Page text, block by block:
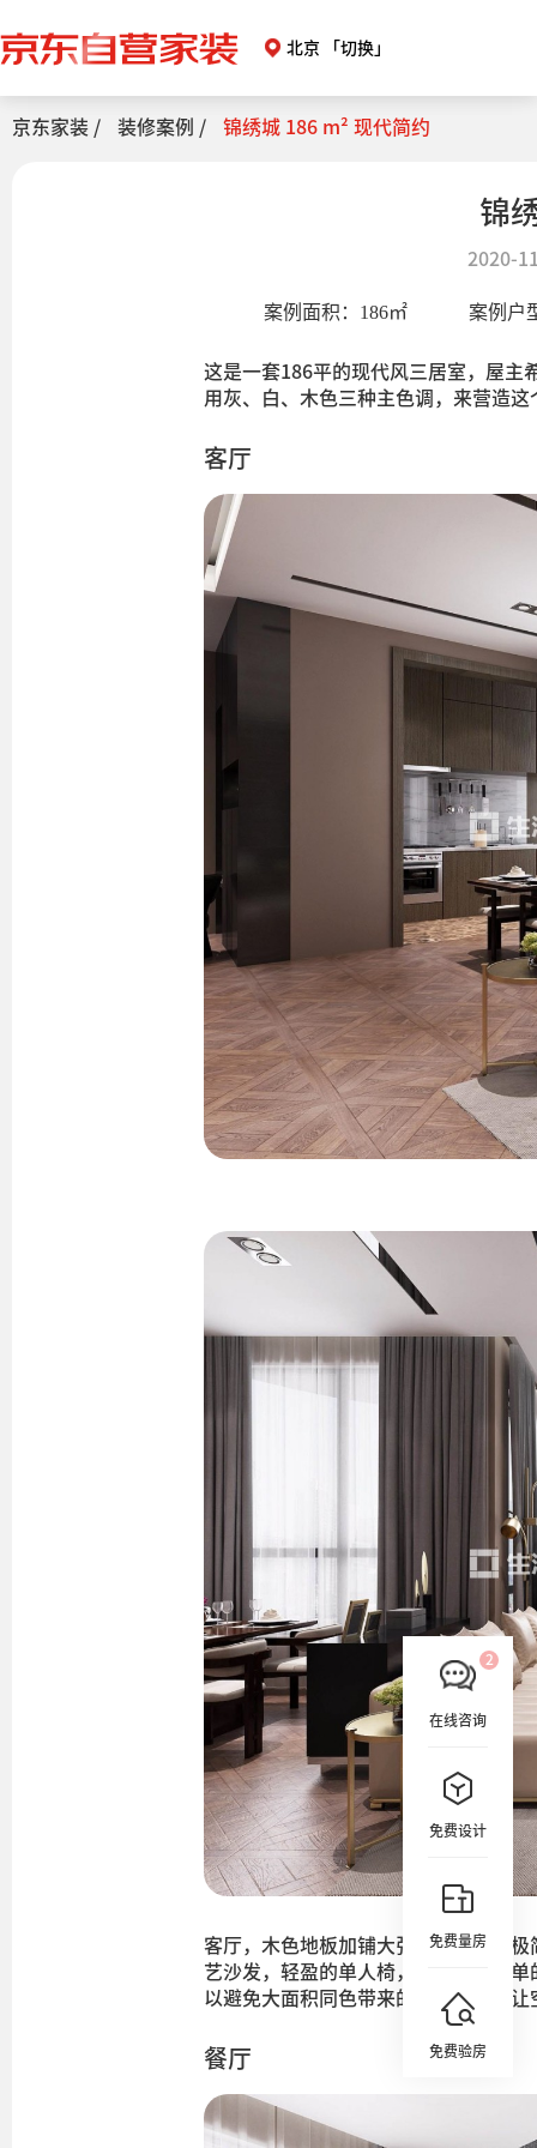
北京 「切换」
在线咨询
免费设计
免费量房
免费验房
京东家装 / 装修案例 / 锦绣城 186 m² 现代简约
锦
2020-
案例面积： 186㎡ 案例户
这是一套186平的现代风三居室，屋主
用灰、白、木色三种主色调，来营造
客厅
客厅，木色地板加铺大张灰色地毯，
艺沙发，轻盈的单人椅，选择用最简
以避免大面积同色带来的视觉疲劳，
餐厅